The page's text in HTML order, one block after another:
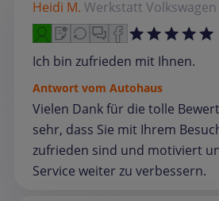
Heidi M. Werkstatt Volkswagen
Ich bin zufrieden mit Ihnen.
Antwort vom Autohaus
Vielen Dank für die tolle
sehr, dass Sie mit Ihrem
zufrieden sind und motiviert
Service weiter zu verbessern.